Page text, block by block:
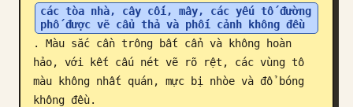
các tòa nhà, cây cối, mây, các yếu tố đường
phố được vẽ cẩu thả và phối cảnh không đều
. Màu sắc cần trông bất cẩn và không hoàn
hảo, với kết cấu nét vẽ rõ rệt, các vùng tô
màu không nhất quán, mực bị nhòe và đổ bóng
không đều.